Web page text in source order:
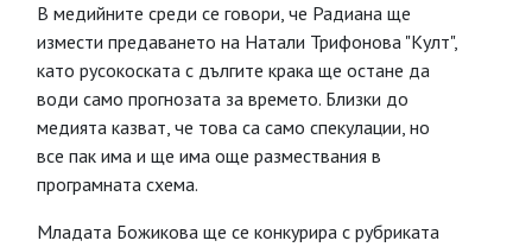
В медийните среди се говори, че Радиана ще
измести предаването на Натали Трифонова "Култ",
като русокоската с дългите крака ще остане да
води само прогнозата за времето. Близки до
медията казват, че това са само спекулации, но
все пак има и ще има още размествания в
програмната схема.
Младата Божикова ще се конкурира с рубриката